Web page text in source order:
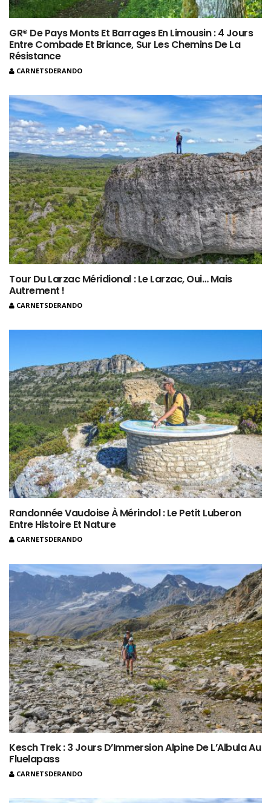
GR® De Pays Monts Et Barrages En Limousin : 4 Jours
Entre Combade Et Briance, Sur Les Chemins De La
Résistance
CARNETSDERANDO
Tour Du Larzac Méridional : Le Larzac, Oui… Mais
Autrement !
CARNETSDERANDO
Randonnée Vaudoise À Mérindol : Le Petit Luberon
Entre Histoire Et Nature
CARNETSDERANDO
Kesch Trek : 3 Jours D’Immersion Alpine De L’Albula Au
Fluelapass
CARNETSDERANDO